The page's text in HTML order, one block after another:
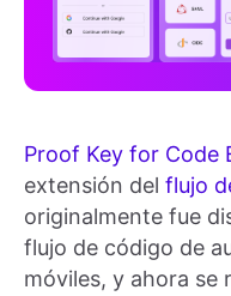
Proof Key for Code
extensión del flujo
originalmente fue
flujo de código de
móviles, y ahora se